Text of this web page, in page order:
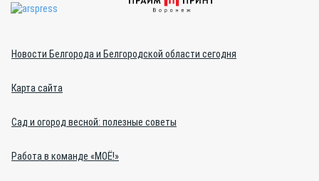
Новости Белгорода и Белгородской области сегодня
Карта сайта
Сад и огород весной: полезные советы
Работа в команде «МОЁ!»